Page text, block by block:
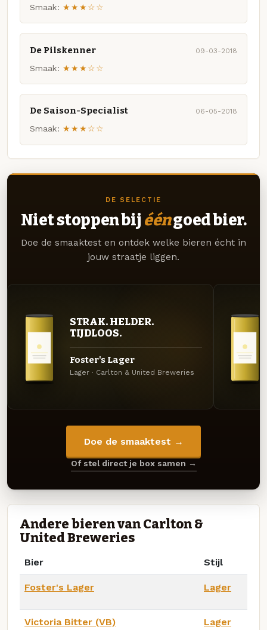
Smaak: ★★★☆☆
De Pilskenner 09-03-2018
Smaak: ★★★☆☆
De Saison-Specialist 06-05-2018
Smaak: ★★★☆☆
DE SELECTIE
Niet stoppen bij ééngoed bier.
Doe de smaaktest en ontdek welke bieren écht in
jouw straatje liggen.
STRAK. HELDER.
TIJDLOOS.
Foster's Lager
Lager · Carlton & United Breweries
Doe de smaaktest →
Of stel direct je box samen →
Andere bieren van Carlton &
United Breweries
Bier Stijl
Foster's Lager Lager
Victoria Bitter (VB) Lager